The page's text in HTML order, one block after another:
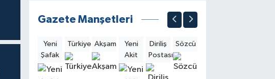
Gazete Manşetleri
Yeni
Şafak
Türkiye Akşam
Yeni
Akit
Diriliş
Postası
Sözcü